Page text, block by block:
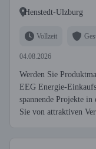
Henstedt-Ulzburg
Vollzeit
04.08.2026
Werden Sie
EEG Energie-
spannende Projekte
Sie von attraktiven